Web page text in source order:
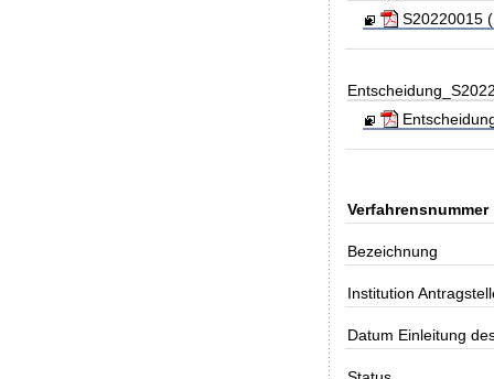
S20220015
Verfahrensnummer
Bezeichnung
Institution
Datum Einleitung